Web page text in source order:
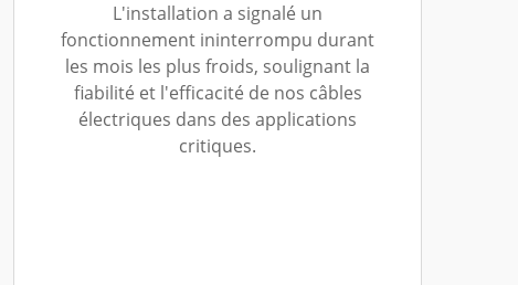
L'installation a signalé un
fonctionnement ininterrompu durant
les mois les plus froids, soulignant la
fiabilité et l'efficacité de nos câbles
électriques dans des applications
critiques.